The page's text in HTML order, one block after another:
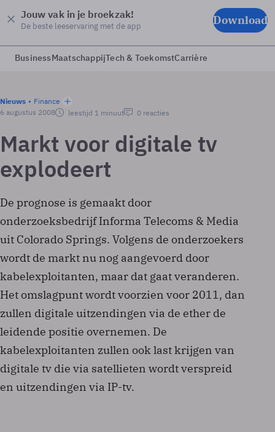
Jouw vak in je broekzak!
De beste leeservaring met de app Download
BusinessMaatschappijTech & ToekomstCarrière
Nieuws
Finance
6 augustus 2008
leestijd 1 minuut 0 reacties
Markt voor digitale tv
explodeert
De prognose is gemaakt door
onderzoeksbedrijf Informa Telecoms & Media
uit Colorado Springs. Volgens de onderzoekers
wordt de markt nu nog aangevoerd door
kabelexploitanten, maar dat gaat veranderen.
Het omslagpunt wordt voorzien voor 2011, dan
zullen digitale uitzendingen via de ether de
leidende positie overnemen. De
kabelexploitanten zullen ook last krijgen van
digitale tv die via satellieten wordt verspreid
en uitzendingen via IP-tv.